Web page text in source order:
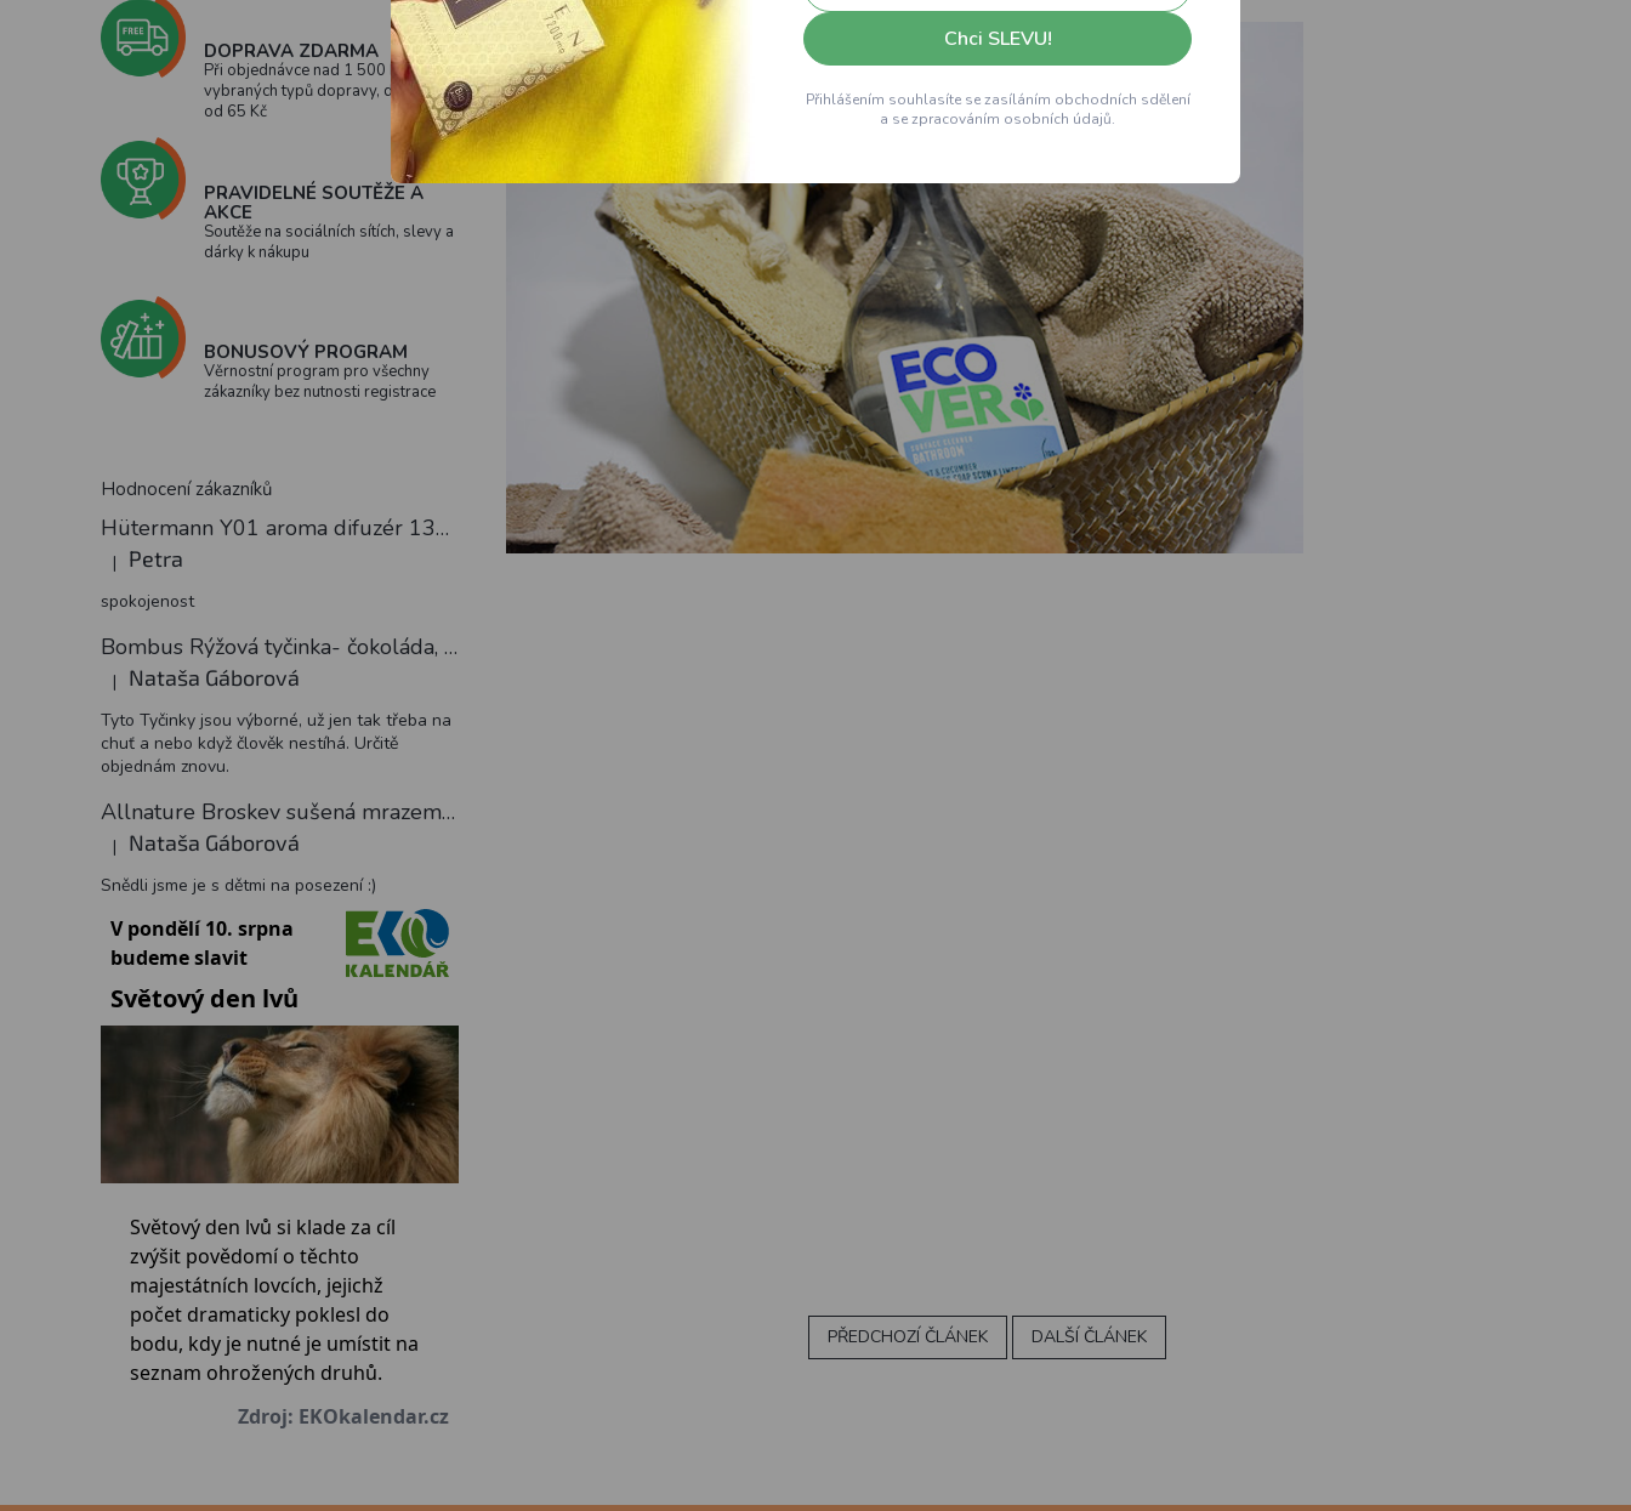
DOPRAVA ZDARMA
Při objednávce nad 1 500 Kč u
vybraných typů dopravy, doprava
od 65 Kč
PRAVIDELNÉ SOUTĚŽE A
AKCE
Soutěže na sociálních sítích, slevy a
dárky k nákupu
BONUSOVÝ PROGRAM
Věrnostní program pro všechny
zákazníky bez nutnosti registrace
Hodnocení zákazníků
Hütermann Y01 aroma difuzér 130ml světlé dřevo - ultrazvukový, USB.
Hodnocení produktu je 5 z 5 hvězdiček.
| Petra
spokojenost
Bombus Rýžová tyčinka- čokoláda, 18 g
Hodnocení produktu je 5 z 5 hvězdiček.
| Nataša Gáborová
Tyto Tyčinky jsou výborné, už jen tak třeba na
chuť a nebo když člověk nestíhá. Určitě
objednám znovu.
Allnature Broskev sušená mrazem plátky, 15 g
Hodnocení produktu je 5 z 5 hvězdiček.
| Nataša Gáborová
Snědli jsme je s dětmi na posezení :)
PŘEDCHOZÍ ČLÁNEK DALŠÍ ČLÁNEK
Chci SLEVU!
Přihlášením souhlasíte se zasíláním obchodních sdělení
a se zpracováním osobních údajů.